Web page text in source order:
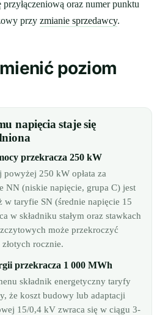
oraz numer punktu
przy zmianie sprzedawcy.
poziom
napięcia staje się
przekracza 250 kW
250 kW opłata za
NN (niskie napięcie, grupa C) jest
w taryfie SN (średnie napięcie 15
w składniku stałym oraz stawkach
może przekroczyć
rocznie.
przekracza 1 000 MWh
składnik energetyczny taryfy
że koszt budowy lub adaptacji
15/0,4 kV zwraca się w ciągu 3-